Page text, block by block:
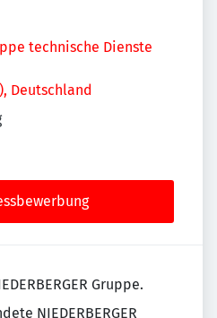
technische Dienste
Deutschland
Gruppe.
NIEDERBERGER